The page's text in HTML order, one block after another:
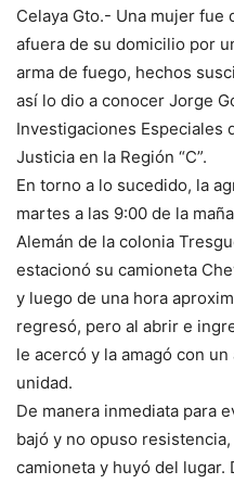
Celaya Gto.- Una mujer fue
afuera de su domicilio por
arma de fuego, hechos
así lo dio a conocer Jorge
Investigaciones Especiales
Justicia en la Región “C”.
En torno a lo sucedido, la
martes a las 9:00 de la
Alemán de la colonia
estacionó su camioneta
y luego de una hora
regresó, pero al abrir e
le acercó y la amagó con
unidad.
De manera inmediata para
bajó y no opuso
camioneta y huyó del lugar.